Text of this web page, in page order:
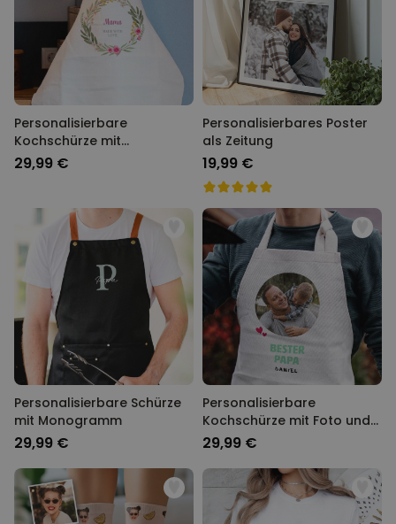
Personalisierbare
Kochschürze mit
Blumenkranz und Text
29,99 €
Personalisierbares Poster
als Zeitung
19,99 €
Personalisierbare Schürze
mit Monogramm
29,99 €
Personalisierbare
Kochschürze mit Foto und
Text
29,99 €